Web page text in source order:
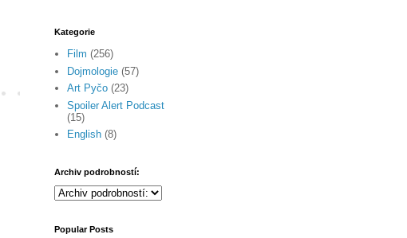
Kategorie
Film (256)
Dojmologie (57)
Art Pyčo (23)
Spoiler Alert Podcast
(15)
English (8)
Archiv podrobností:
Popular Posts